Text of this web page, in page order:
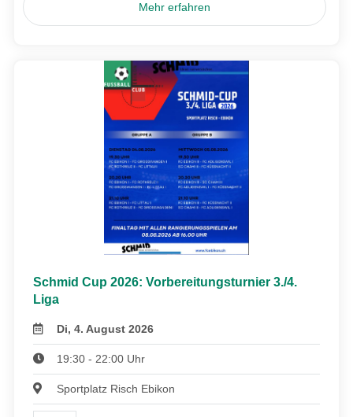
Mehr erfahren
Schmid Cup 2026: Vorbereitungsturnier 3./4.
Liga
Di, 4. August 2026
19:30 - 22:00 Uhr
Sportplatz Risch Ebikon